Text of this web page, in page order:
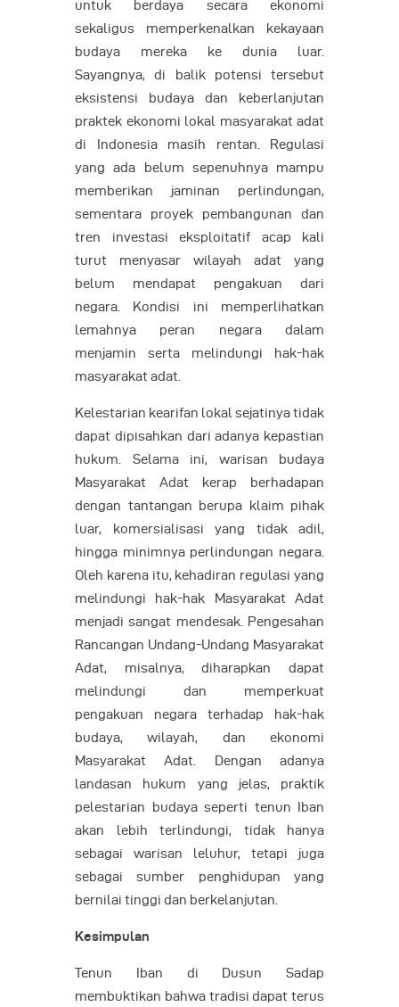
untuk berdaya secara ekonomi
sekaligus memperkenalkan kekayaan
budaya mereka ke dunia luar.
Sayangnya, di balik potensi tersebut
eksistensi budaya dan keberlanjutan
praktek ekonomi lokal masyarakat adat
di Indonesia masih rentan. Regulasi
yang ada belum sepenuhnya mampu
memberikan jaminan perlindungan,
sementara proyek pembangunan dan
tren investasi eksploitatif acap kali
turut menyasar wilayah adat yang
belum mendapat pengakuan dari
negara. Kondisi ini memperlihatkan
lemahnya peran negara dalam
menjamin serta melindungi hak-hak
masyarakat adat.
Kelestarian kearifan lokal sejatinya tidak
dapat dipisahkan dari adanya kepastian
hukum. Selama ini, warisan budaya
Masyarakat Adat kerap berhadapan
dengan tantangan berupa klaim pihak
luar, komersialisasi yang tidak adil,
hingga minimnya perlindungan negara.
Oleh karena itu, kehadiran regulasi yang
melindungi hak-hak Masyarakat Adat
menjadi sangat mendesak. Pengesahan
Rancangan Undang-Undang Masyarakat
Adat, misalnya, diharapkan dapat
melindungi dan memperkuat
pengakuan negara terhadap hak-hak
budaya, wilayah, dan ekonomi
Masyarakat Adat. Dengan adanya
landasan hukum yang jelas, praktik
pelestarian budaya seperti tenun Iban
akan lebih terlindungi, tidak hanya
sebagai warisan leluhur, tetapi juga
sebagai sumber penghidupan yang
bernilai tinggi dan berkelanjutan.
Kesimpulan
Tenun Iban di Dusun Sadap
membuktikan bahwa tradisi dapat terus